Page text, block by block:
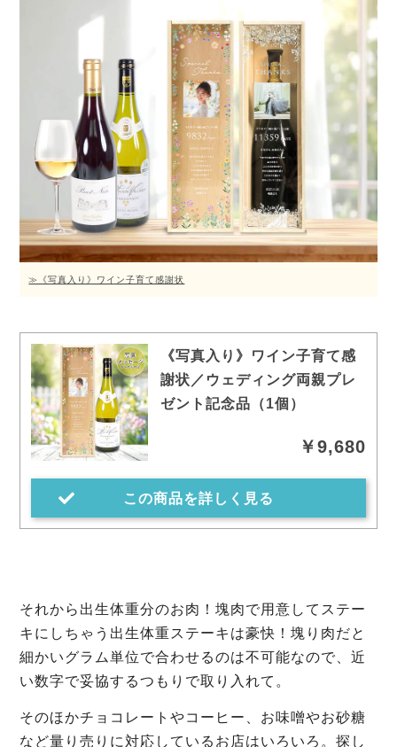
≫《写真入り》ワイン子育て感謝状
《写真入り》ワイン子育て感
謝状／ウェディング両親プレ
ゼント記念品（1個）
￥9,680
この商品を詳しく見る
それから出生体重分のお肉！塊肉で用意してステー
キにしちゃう出生体重ステーキは豪快！塊り肉だと
細かいグラム単位で合わせるのは不可能なので、近
い数字で妥協するつもりで取り入れて。
そのほかチョコレートやコーヒー、お味噌やお砂糖
など量り売りに対応しているお店はいろいろ。探し